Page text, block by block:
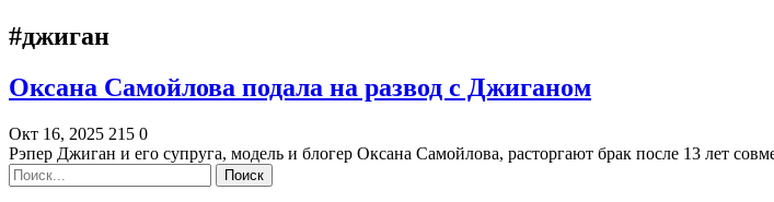
#джиган
Оксана Самойлова подала на развод с Джиганом
Окт 16, 2025 215 0
Рэпер Джиган и его супруга, модель и блогер Оксана Самойлова, расторгают брак после 13 лет